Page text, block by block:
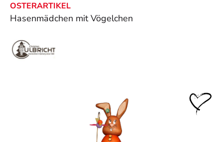
OSTERARTIKEL
Hasenmädchen mit Vögelchen